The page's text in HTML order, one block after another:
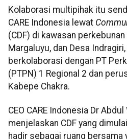
Kolaborasi multipihak itu
CARE Indonesia lewat
(CDF) di kawasan
Margaluyu, dan Desa
berkolaborasi dengan PT
(PTPN) 1 Regional 2 dan
Kabepe Chakra.
CEO CARE Indonesia Dr
menjelaskan CDF yang
hadir sebagai ruang